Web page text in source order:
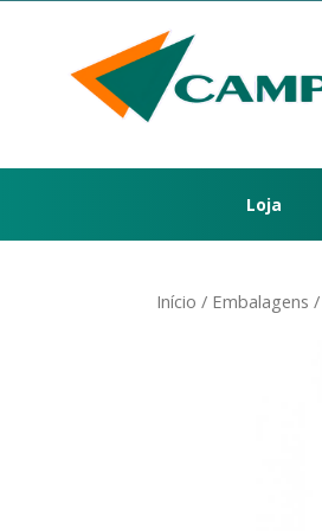
Loja
Início / Embalagens /